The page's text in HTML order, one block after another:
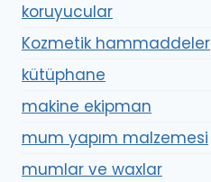
koruyucular
Kozmetik hammaddeler
kütüphane
makine ekipman
mum yapım malzemesi
mumlar ve waxlar